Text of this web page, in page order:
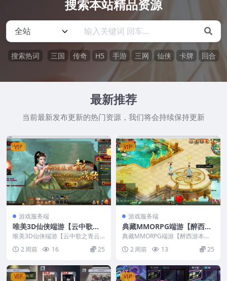
搜索本站精品资源
搜索热词 三国 传奇 H5 手游 三网 仙侠 卡牌 回合
最新推荐
当前最新发布更新的热门资源，我们将会持续保持更新
VIP
游戏服务端
唯美3D仙侠端游【云中歌之
青云战歌3D本地端】最整理
Win系服务端+PC客户端+GM
工具+视频教程
唯美3D仙侠端游【云中歌之青云
战歌3D本地端】最整理Win系服务
端+PC客户端+...
2 周前 16 25
VIP
游戏服务端
典藏MMORPG端游【醉西游
本地端】最新最新整理Win系
服务端+PC客户端+GM后台
+视频教程
典藏MMORPG端游【醉西游本地
端】最新最新整理Win系服务端+P
C客户端+GM...
2 周前 13 25
VIP VIP